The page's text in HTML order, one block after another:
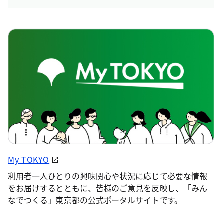
My TOKYO
利用者一人ひとりの興味関心や状況に応じて必要な情報
をお届けするとともに、皆様のご意見を反映し、「みん
なでつくる」東京都の公式ポータルサイトです。